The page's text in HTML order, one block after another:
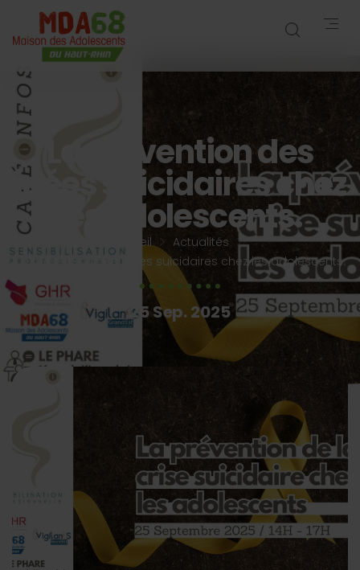
La prévention des
idées suicidaires chez
les adolescents.
Accueil
Actualités
La prévention des idées suicidaires chez les adolescents.
25 Sep. 2025